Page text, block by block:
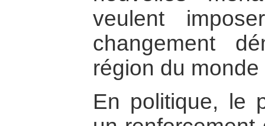
veulent
changement
région du
En politique, le